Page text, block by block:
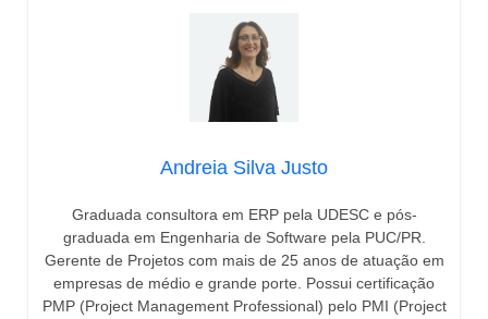
Andreia Silva Justo
Graduada consultora em ERP pela UDESC e pós-
graduada em Engenharia de Software pela PUC/PR.
Gerente de Projetos com mais de 25 anos de atuação em
empresas de médio e grande porte. Possui certificação
PMP (Project Management Professional) pelo PMI (Project